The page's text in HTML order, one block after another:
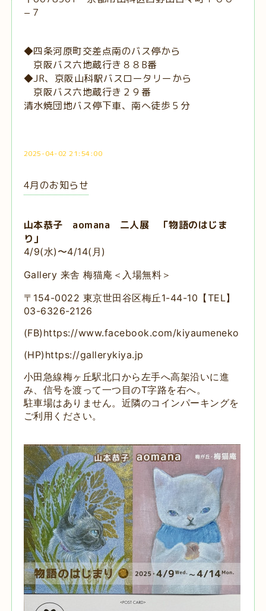
−７
◆四条河原町交差点南のバス停から
京阪バス六地蔵行き８８B番
◆JR、京阪山科駅バスロータリーから
京阪バス六地蔵行き２９番
清水焼団地バス停下車、南へ徒歩５分
2025-04-02 21:54:00
4月のお知らせ
山本恭子 aomana 二人展 「物語のはじま
り」
4/9(水)〜4/14(月)
Gallery 来舎 梅猫庵＜入場無料＞
〒154-0022 東京世田谷区梅丘1-44-10【TEL】
03-6326-2126
(FB)https://www.facebook.com/kiyaumeneko
(HP)https://gallerykiya.jp
小田急線梅ヶ丘駅北口から左手へ高架沿いに進
み、信号を渡って一つ目のT字路を右へ。
駐車場はありません。近隣のコインパーキングを
ご利用ください。